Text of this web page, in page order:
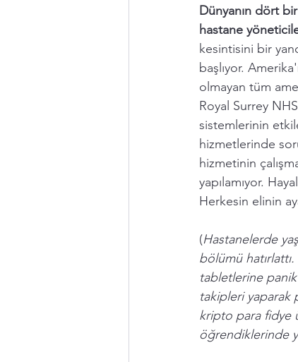
Dünyanın dört
hastane
kesintisini bir
başlıyor.
olmayan tüm
Royal Surrey
sistemlerinin
hizmetlerinde
hizmetinin
yapılamıyor.
Herkesin elinin
(Hastanelerde
bölümü
tabletlerine
takipleri yaparak
kripto para fidye
öğrendiklerinde